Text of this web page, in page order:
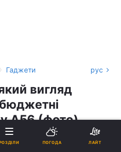
› Гаджети рус
вигляд
A56 (фото)
ПОГОДА ЛАЙТ